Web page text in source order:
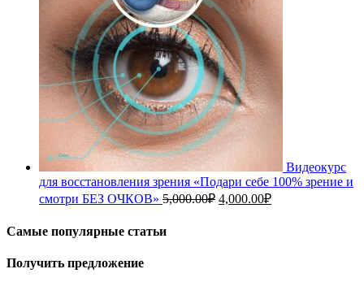
Видеокурс
для восстановления зрения «Подари себе 100% зрение и
смотри БЕЗ ОЧКОВ» 5,000.00₽ Первоначальная
4,000.00₽Текущая
Самые популярные статьи
Получить предложение